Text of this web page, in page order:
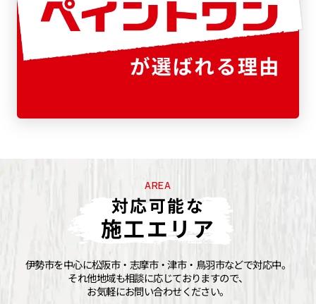
AREA
対応可能な
施工エリア
伊勢市を中心に松阪市・志摩市・津市・鳥羽市などで対応中。
それ他地域も相談に応じておりますので、
お気軽にお問い合わせください。